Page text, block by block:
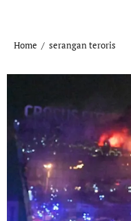
Home serangan teroris